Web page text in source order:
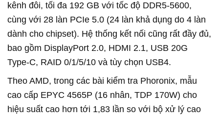
kênh đôi, tối đa 192 GB với tốc độ DDR5-5600,
cùng với 28 làn PCIe 5.0 (24 làn khả dụng do 4 làn
dành cho chipset). Hệ thống kết nối cũng rất đầy đủ,
bao gồm DisplayPort 2.0, HDMI 2.1, USB 20G
Type-C, RAID 0/1/5/10 và tùy chọn USB4.
Theo AMD, trong các bài kiểm tra Phoronix, mẫu
cao cấp EPYC 4565P (16 nhân, TDP 170W) cho
hiệu suất cao hơn tới 1,83 lần so với bộ xử lý cao